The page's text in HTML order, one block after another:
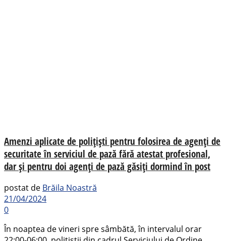
Amenzi aplicate de polițiști pentru folosirea de agenți de
securitate în serviciul de pază fără atestat profesional,
dar și pentru doi agenți de pază găsiți dormind în post
postat de Brăila Noastră
21/04/2024
0
În noaptea de vineri spre sâmbătă, în intervalul orar